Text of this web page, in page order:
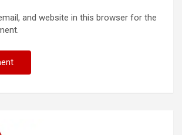
and website in this browser for the